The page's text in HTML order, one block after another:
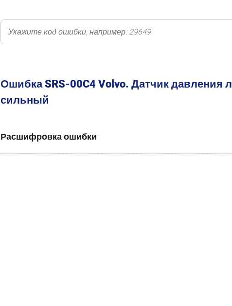
Ошибка SRS-00C4 Volvo. Датчик давления
сильный
Расшифровка ошибки